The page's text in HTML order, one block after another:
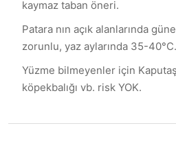
kaymaz taban öneri.
Patara nın açık alanlarında
zorunlu, yaz aylarında 35-40°C.
Yüzme bilmeyenler için
köpekbalığı vb. risk YOK.